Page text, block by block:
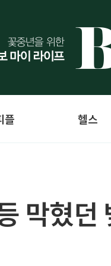
플 헬스
막혔던